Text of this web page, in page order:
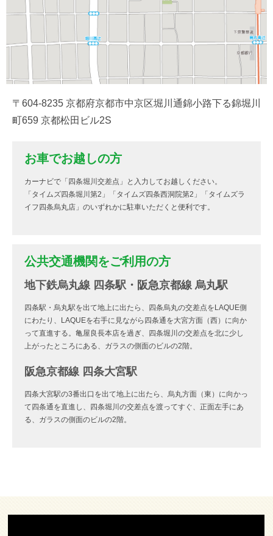
〒604-8235 京都府京都市中京区堀川通錦小路下る錦堀川
町659 京都松田ビル2S
お車でお越しの方
カーナビで「四条堀川交差点」と入力してお越しください。
「タイムズ四条堀川第2」「タイムズ四条西洞院第2」「タイムズラ
イフ四条烏丸店」のいずれかに駐車いただくと便利です。
公共交通機関をご利用の方
地下鉄烏丸線 四条駅・阪急京都線 烏丸駅
四条駅・烏丸駅を出て地上に出たら、四条烏丸の交差点をLAQUE側
にわたり、LAQUEを右手に見ながら四条通を大宮方面（西）に向か
って直進する。亀屋良長本店を過ぎ、四条堀川の交差点を北に少し
上がったところにある、ガラスの側面のビルの2階。
阪急京都線 四条大宮駅
四条大宮駅の3番出口を出て地上に出たら、烏丸方面（東）に向かっ
て四条通を直進し、四条堀川の交差点を渡ってすぐ、正面左手にあ
る、ガラスの側面のビルの2階。